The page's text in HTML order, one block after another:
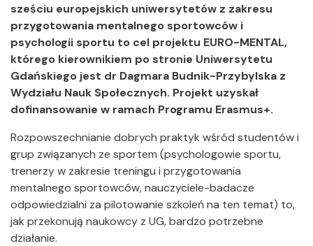
sześciu europejskich uniwersytetów z zakresu
przygotowania mentalnego sportowców i
psychologii sportu to cel projektu EURO-MENTAL,
którego kierownikiem po stronie Uniwersytetu
Gdańskiego jest dr Dagmara Budnik-Przybylska z
Wydziału Nauk Społecznych. Projekt uzyskał
dofinansowanie w ramach Programu Erasmus+.
Rozpowszechnianie dobrych praktyk wśród studentów i
grup związanych ze sportem (psychologowie sportu,
trenerzy w zakresie treningu i przygotowania
mentalnego sportowców, nauczyciele-badacze
odpowiedzialni za pilotowanie szkoleń na ten temat) to,
jak przekonują naukowcy z UG, bardzo potrzebne
działanie.